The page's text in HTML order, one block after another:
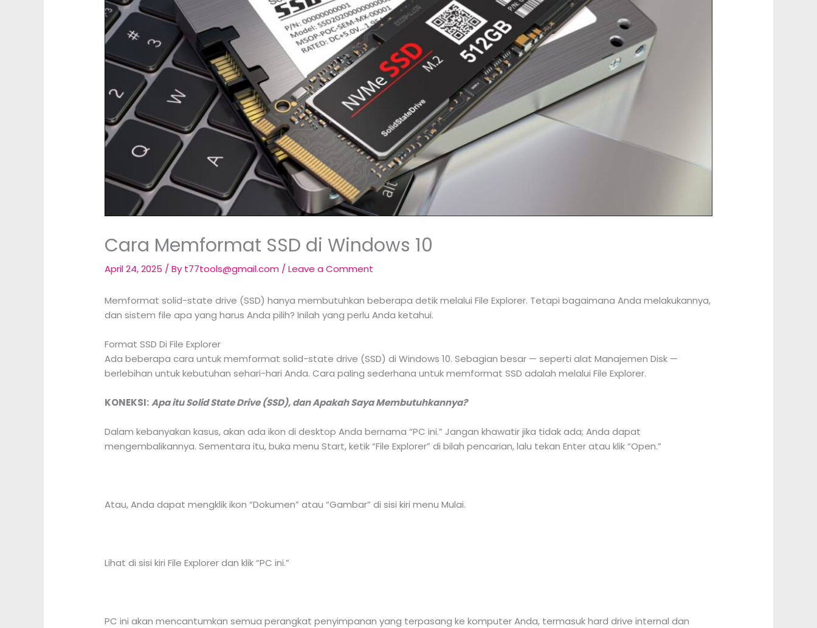
Cara Memformat SSD di Windows 10
April 24, 2025 / By t77tools@gmail.com /Leave a Comment
Memformat solid-state drive (SSD) hanya membutuhkan beberapa detik melalui File Explorer. Tetapi bagaimana Anda melakukannya,
dan sistem file apa yang harus Anda pilih? Inilah yang perlu Anda ketahui.
Format SSD Di File Explorer
Ada beberapa cara untuk memformat solid-state drive (SSD) di Windows 10. Sebagian besar — ​​seperti alat Manajemen Disk —
berlebihan untuk kebutuhan sehari-hari Anda. Cara paling sederhana untuk memformat SSD adalah melalui File Explorer.
KONEKSI:Apa itu Solid State Drive (SSD), dan Apakah Saya Membutuhkannya?
Dalam kebanyakan kasus, akan ada ikon di desktop Anda bernama “PC ini.” Jangan khawatir jika tidak ada; Anda dapat
mengembalikannya. Sementara itu, buka menu Start, ketik “File Explorer” di bilah pencarian, lalu tekan Enter atau klik “Open.”
Atau, Anda dapat mengklik ikon “Dokumen” atau “Gambar” di sisi kiri menu Mulai.
Lihat di sisi kiri File Explorer dan klik “PC ini.”
PC ini akan mencantumkan semua perangkat penyimpanan yang terpasang ke komputer Anda, termasuk hard drive internal dan